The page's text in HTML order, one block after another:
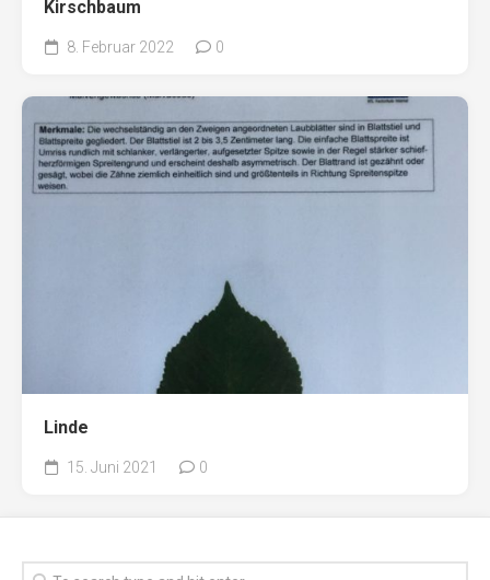
Kirschbaum
8. Februar 2022 0
Linde
15. Juni 2021 0